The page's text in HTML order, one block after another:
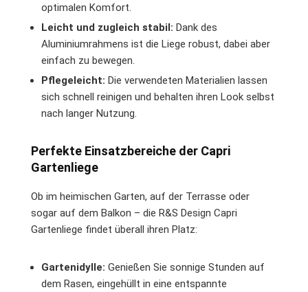
optimalen Komfort.
Leicht und zugleich stabil: Dank des
Aluminiumrahmens ist die Liege robust, dabei aber
einfach zu bewegen.
Pflegeleicht: Die verwendeten Materialien lassen
sich schnell reinigen und behalten ihren Look selbst
nach langer Nutzung.
Perfekte Einsatzbereiche der Capri
Gartenliege
Ob im heimischen Garten, auf der Terrasse oder
sogar auf dem Balkon – die R&S Design Capri
Gartenliege findet überall ihren Platz:
Gartenidylle: Genießen Sie sonnige Stunden auf
dem Rasen, eingehüllt in eine entspannte